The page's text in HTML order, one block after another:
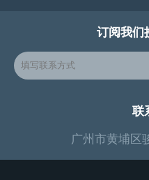
订阅我们
联
广州市黄埔区